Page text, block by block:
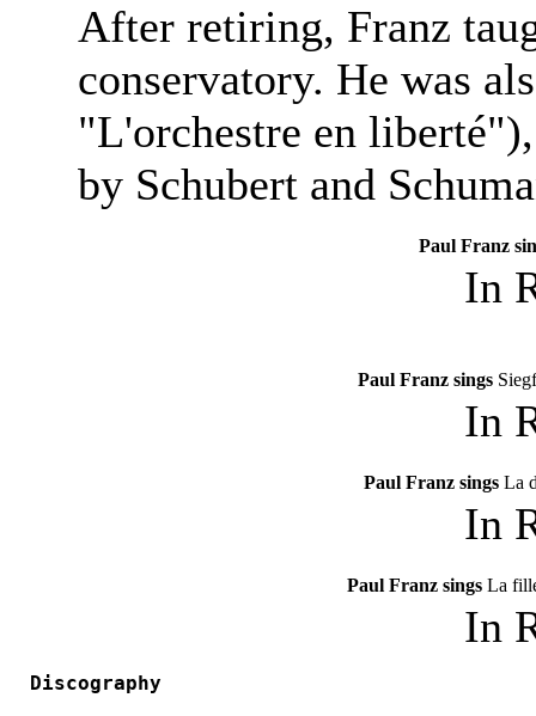
After retiring, Franz
conservatory. He was
"L'orchestre en
by Schubert and
Paul Franz
In
Paul Franz sings
In
Paul Franz sings La
In
Paul Franz singsLa
In
Discography